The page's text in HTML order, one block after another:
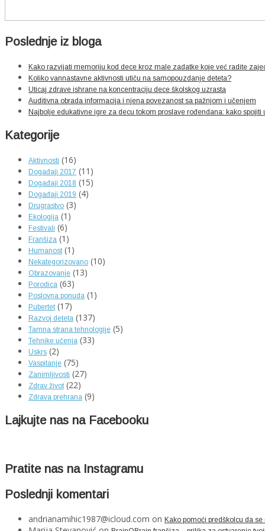
Poslednje iz bloga
Kako razvijati memoriju kod dece kroz male zadatke koje već radite
Koliko vannastavne aktivnosti utiču na samopouzdanje deteta?
Uticaj zdrave ishrane na koncentraciju dece školskog uzrasta
Auditivna obrada informacija i njena povezanost sa pažnjom i učenjem
Najbolje edukativne igre za decu tokom proslave rođendana: kako spojiti
Kategorije
Aktivnosti (16)
Događaji 2017 (11)
Događaji 2018 (15)
Događaji 2019 (4)
Drugrastvo (3)
Ekologija (1)
Festivali (6)
Franšiza (1)
Humanost(1)
Nekategorizovano (10)
Obrazovanje (13)
Porodica (63)
Poslovna ponuda (1)
Pubertet(17)
Razvoj deteta (137)
Tamna strana tehnologije (5)
Tehnike učenja (33)
Uskrs (2)
Vaspitanje (75)
Zanimljivosti (27)
Zdrav život(22)
Zdrava prehrana (9)
Lajkujte nas na Facebooku
Pratite nas na Instagramu
Poslednji komentari
andrianamihic1987@icloud.com on Kako pomoći predškolcu da